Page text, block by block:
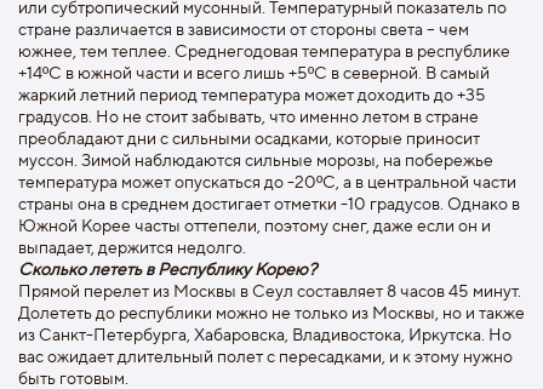
или субтропический мусонный. Температурный показатель по
стране различается в зависимости от стороны света – чем
южнее, тем теплее. Среднегодовая температура в республике
+14ºС в южной части и всего лишь +5ºС в северной. В самый
жаркий летний период температура может доходить до +35
градусов. Но не стоит забывать, что именно летом в стране
преобладают дни с сильными осадками, которые приносит
муссон. Зимой наблюдаются сильные морозы, на побережье
температура может опускаться до -20ºС, а в центральной части
страны она в среднем достигает отметки -10 градусов. Однако в
Южной Корее часты оттепели, поэтому снег, даже если он и
выпадает, держится недолго.
Сколько лететь в Республику Корею?
Прямой перелет из Москвы в Сеул составляет 8 часов 45 минут.
Долететь до республики можно не только из Москвы, но и также
из Санкт-Петербурга, Хабаровска, Владивостока, Иркутска. Но
вас ожидает длительный полет с пересадками, и к этому нужно
быть готовым.